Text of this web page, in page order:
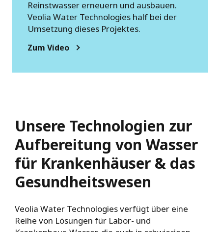
Reinstwasser erneuern und ausbauen.
Veolia Water Technologies half bei der
Umsetzung dieses Projektes.
Zum Video
Unsere Technologien zur
Aufbereitung von Wasser
für Krankenhäuser & das
Gesundheitswesen
Veolia Water Technologies verfügt über eine
Reihe von Lösungen für Labor- und